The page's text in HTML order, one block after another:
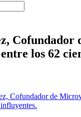
Cofundador
los 62